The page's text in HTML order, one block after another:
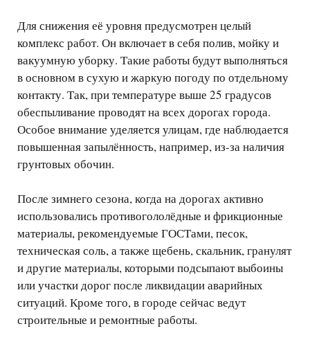
Для снижения её уровня предусмотрен целый
комплекс работ. Он включает в себя полив, мойку и
вакуумную уборку. Такие работы будут выполняться
в основном в сухую и жаркую погоду по отдельному
контакту. Так, при температуре выше 25 градусов
обеспыливание проводят на всех дорогах города.
Особое внимание уделяется улицам, где наблюдается
повышенная запылённость, например, из-за наличия
грунтовых обочин.
После зимнего сезона, когда на дорогах активно
использовались противогололёдные и фрикционные
материалы, рекомендуемые ГОСТами, песок,
техническая соль, а также щебень, скальник, гранулят
и другие материалы, которыми подсыпают выбоины
или участки дорог после ликвидации аварийных
ситуаций. Кроме того, в городе сейчас ведут
строительные и ремонтные работы.